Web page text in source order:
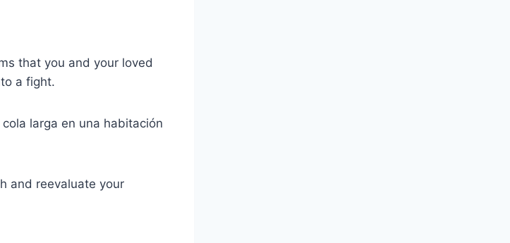
that you and your loved
a fight.
larga en una habitación
and reevaluate your